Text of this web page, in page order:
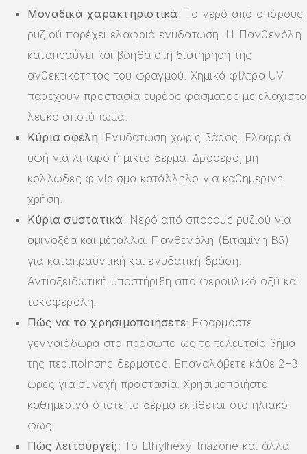
Μοναδικά χαρακτηριστικά: Το νερό από σπόρους
ρυζιού παρέχει ελαφριά ενυδάτωση. Η Πανθενόλη
καταπραΰνει και βοηθά στη διατήρηση της
ανθεκτικότητας του φραγμού. Χημικά φίλτρα UV
παρέχουν προστασία ευρέος φάσματος με ελάχιστο
λευκό αποτύπωμα.
Κύρια οφέλη: Ενυδάτωση χωρίς βάρος. Ελαφριά
υφή για λιπαρό ή μικτό δέρμα. Δροσερό, μη
κολλώδες φινίρισμα κατάλληλο για καθημερινή
χρήση.
Κύρια συστατικά: Νερό από σπόρους ρυζιού για
αμινοξέα και μέταλλα. Πανθενόλη (Βιταμίνη B5)
για καταπραϋντική και ενυδατική δράση.
Αντιοξειδωτική υποστήριξη από φερουλικό οξύ και
τοκοφερόλη.
Πώς να το χρησιμοποιήσετε: Εφαρμόστε
γενναιόδωρα στο πρόσωπο ως το τελευταίο βήμα
της περιποίησης δέρματος. Επαναλάβετε κάθε 2–3
ώρες για συνεχή προστασία. Χρησιμοποιήστε
καθημερινά όποτε το δέρμα εκτίθεται στο ηλιακό
φως.
Πώς λειτουργεί;: Το Ethylhexyl triazone και άλλα